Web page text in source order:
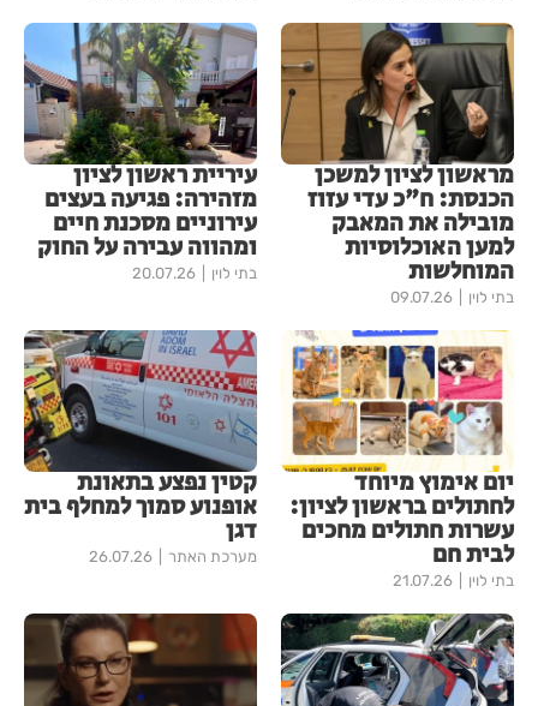
מראשון לציון למשכן
הכנסת: ח"כ עדי עזוז
מובילה את המאבק
למען האוכלוסיות
המוחלשות
בתי לוין 09.07.26
עיריית ראשון לציון
מזהירה: פגיעה בעצים
עירוניים מסכנת חיים
ומהווה עבירה על החוק
בתי לוין 20.07.26
יום אימוץ מיוחד
לחתולים בראשון לציון:
עשרות חתולים מחכים
לבית חם
בתי לוין 21.07.26
קטין נפצע בתאונת
אופנוע סמוך למחלף בית
דגן
מערכת האתר 26.07.26